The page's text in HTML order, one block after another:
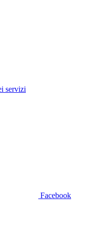
servizi
Facebook